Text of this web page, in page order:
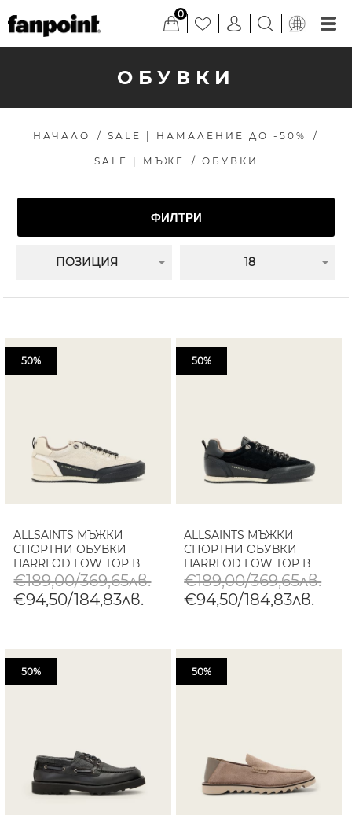
0
ОБУВКИ
НАЧАЛО / SALE | НАМАЛЕНИЕ ДО -50% /
SALE | МЪЖЕ / ОБУВКИ
ФИЛТРИ
ПОЗИЦИЯ 18
50%
ALLSAINTS МЪЖКИ
СПОРТНИ ОБУВКИ
HARRI OD LOW TOP В
БЯЛО/ЧЕРНО
€189,00/369,65лв.
€94,50/184,83лв.
50%
ALLSAINTS МЪЖКИ
СПОРТНИ ОБУВКИ
HARRI OD LOW TOP В
ЧЕРНО
€189,00/369,65лв.
€94,50/184,83лв.
50% 50%